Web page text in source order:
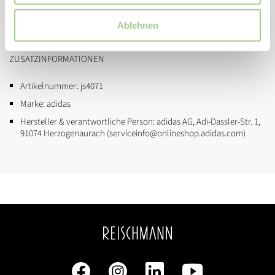
Ablehnen
Umschlagbare Zunge
Controlplate Außensohle für feste Böden
ZUSATZINFORMATIONEN
Artikelnummer:js4071
Marke:adidas
Hersteller & verantwortliche Person:adidas AG, Adi-Dassler-Str. 1,
91074 Herzogenaurach (serviceinfo@onlineshop.adidas.com)